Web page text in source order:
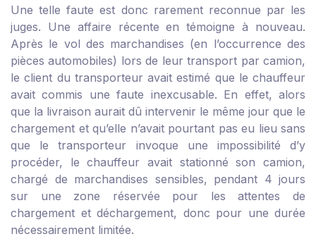
Une telle faute est donc rarement reconnue par les
juges. Une affaire récente en témoigne à nouveau.
Après le vol des marchandises (en l’occurrence des
pièces automobiles) lors de leur transport par camion,
le client du transporteur avait estimé que le chauffeur
avait commis une faute inexcusable. En effet, alors
que la livraison aurait dû intervenir le même jour que le
chargement et qu’elle n’avait pourtant pas eu lieu sans
que le transporteur invoque une impossibilité d’y
procéder, le chauffeur avait stationné son camion,
chargé de marchandises sensibles, pendant 4 jours
sur une zone réservée pour les attentes de
chargement et déchargement, donc pour une durée
nécessairement limitée.